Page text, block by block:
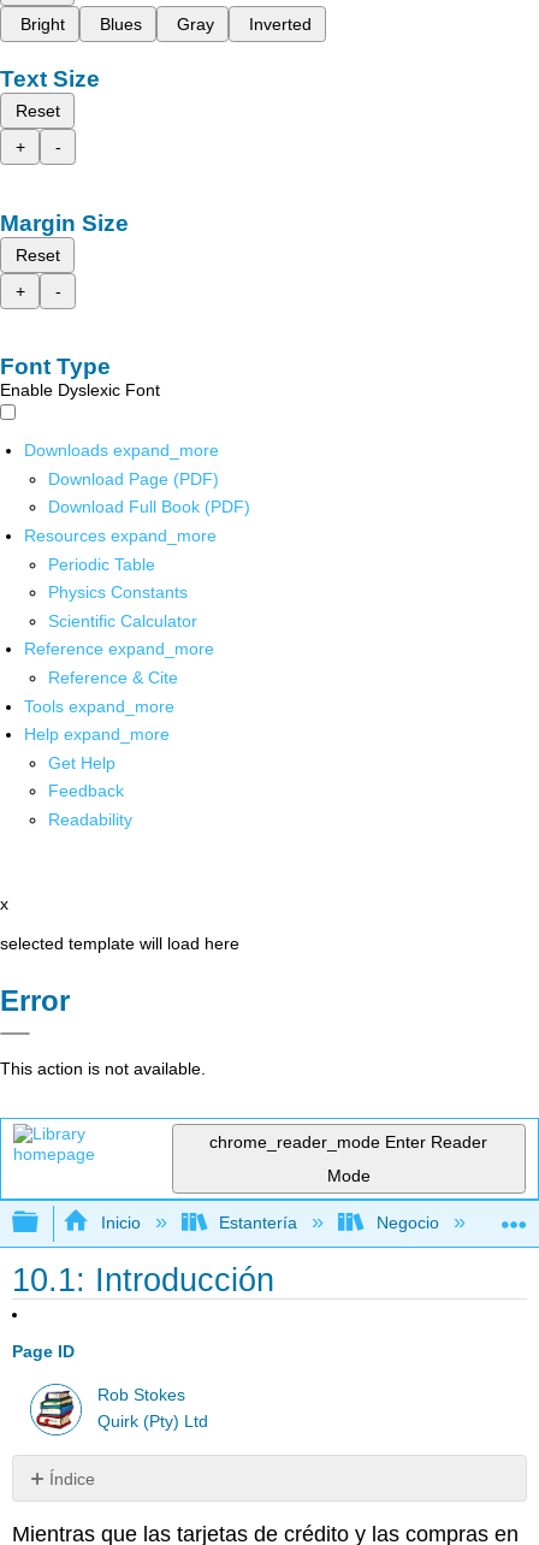
Bright
Blues Gray Inverted
Text Size
Reset
+
-
Margin Size
Reset
+
-
Font Type
Enable Dyslexic Font
Downloads expand_more
Download Page (PDF)
Download Full Book (PDF)
Resources expand_more
Periodic Table
Physics Constants
Scientific Calculator
Reference expand_more
Reference & Cite
Tools expand_more
Help expand_more
Get Help
Feedback
Readability
x
selected template will load here
Error
This action is not available.
chrome_reader_mode Enter Reader
Mode
Expandir/contraer jerarquía global
Inicio Estantería Negocio
10.1: Introducción
Page ID
Rob Stokes
Quirk (Pty) Ltd
Índice
Sin
Mientras que las tarjetas de crédito y las compras en